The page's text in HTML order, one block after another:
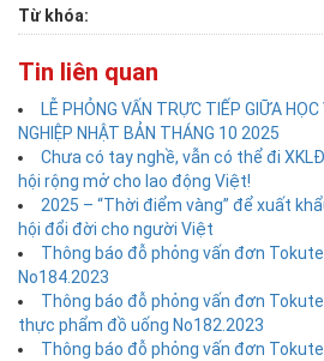
Từ khóa:
Tin liên quan
LỄ PHỎNG VẤN TRỰC TIẾP GIỮA
NGHIỆP NHẬT BẢN THÁNG 10 2025
Chưa có tay nghề, vẫn có thể đi
hội rộng mở cho lao động Việt!
2025 – “Thời điểm vàng” để xuất
hội đổi đời cho người Việt
Thông báo đỗ phỏng vấn đơn
No184.2023
Thông báo đỗ phỏng vấn đơn
thực phẩm đồ uống No182.2023
Thông báo đỗ phỏng vấn đơn